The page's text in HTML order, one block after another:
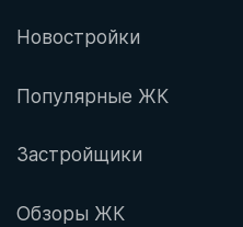
Новостройки
Популярные ЖК
Застройщики
Обзоры ЖК